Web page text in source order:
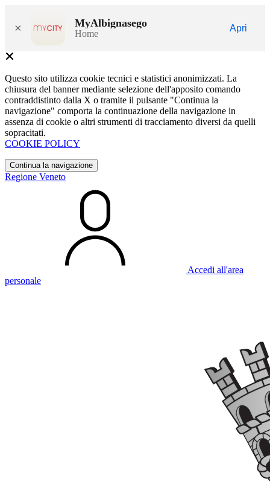
× MyAlbignasego
Home
Apri
Questo sito utilizza cookie tecnici e statistici anonimizzati. La
chiusura del banner mediante selezione dell'apposito comando
contraddistinto dalla X o tramite il pulsante "Continua la
navigazione" comporta la continuazione della navigazione in
assenza di cookie o altri strumenti di tracciamento diversi da quelli
sopracitati.
COOKIE POLICY
Continua la navigazione
Regione Veneto
Accedi all'area
personale